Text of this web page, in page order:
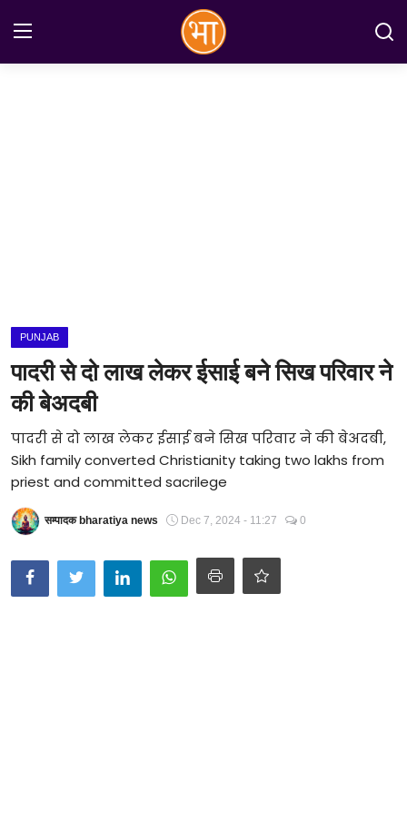
जानकारियाँ
मनोरंजन
Technology
PUNJAB
पादरी से दो लाख लेकर ईसाई बने सिख परिवार ने
की बेअदबी
पादरी से दो लाख लेकर ईसाई बने सिख परिवार ने की बेअदबी,
Sikh family converted Christianity taking two lakhs from
priest and committed sacrilege
सम्पादक bharatiya news Dec 7, 2024 - 11:27 0